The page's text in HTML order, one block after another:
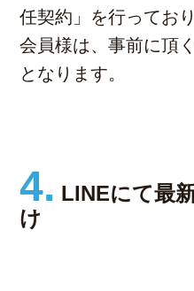
任契約」を行っており
会員様は、事前に頂く
となります。
4. LINEにて最
け